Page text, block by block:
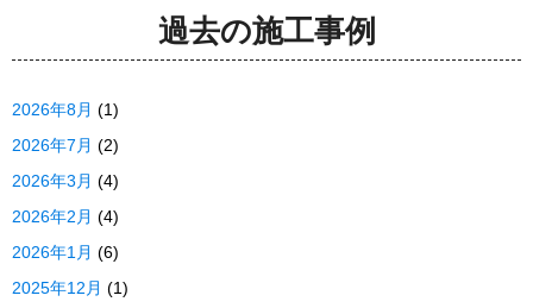
過去の施工事例
2026年8月 (1)
2026年7月 (2)
2026年3月 (4)
2026年2月 (4)
2026年1月 (6)
2025年12月 (1)